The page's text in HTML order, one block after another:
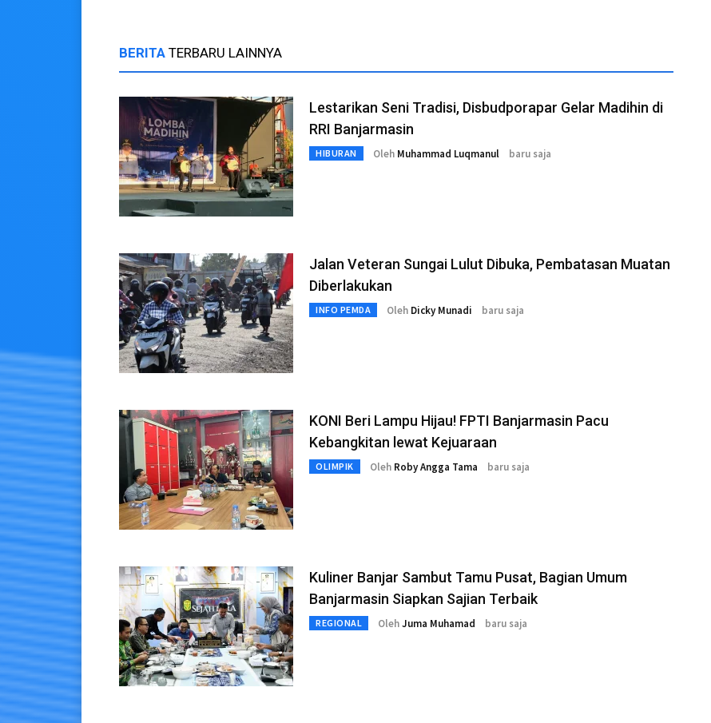
BERITA TERBARU LAINNYA
Lestarikan Seni Tradisi, Disbudporapar Gelar Madihin di
RRI Banjarmasin
HIBURAN Oleh Muhammad Luqmanul baru saja
Jalan Veteran Sungai Lulut Dibuka, Pembatasan Muatan
Diberlakukan
INFO PEMDA Oleh Dicky Munadi baru saja
KONI Beri Lampu Hijau! FPTI Banjarmasin Pacu
Kebangkitan lewat Kejuaraan
OLIMPIK Oleh Roby Angga Tama baru saja
Kuliner Banjar Sambut Tamu Pusat, Bagian Umum
Banjarmasin Siapkan Sajian Terbaik
REGIONAL OlehJuma Muhamad baru saja